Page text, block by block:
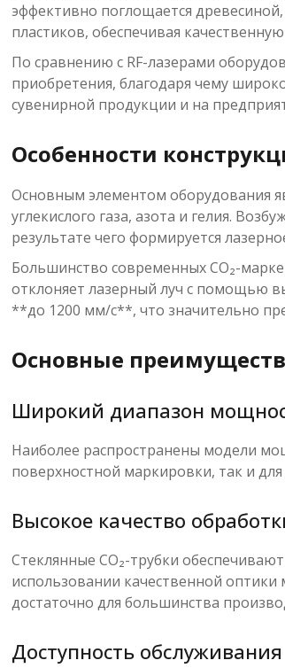
эффективно поглощается
пластиков, обеспечивая
По сравнению с RF-лазерами
приобретения, благодаря чему
сувенирной продукции и на
Особенности
Основным элементом оборудования
углекислого газа, азота и гелия.
результате чего формируется
Большинство современных CO₂-
отклоняет лазерный луч с помощью
**до 1200 мм/с**, что значительно
Основные
Широкий диапазон
Наиболее распространены модели
поверхностной маркировки, так и
Высокое качество
Стеклянные CO₂-трубки
использовании качественной
достаточно для большинства
Доступность обслуживания